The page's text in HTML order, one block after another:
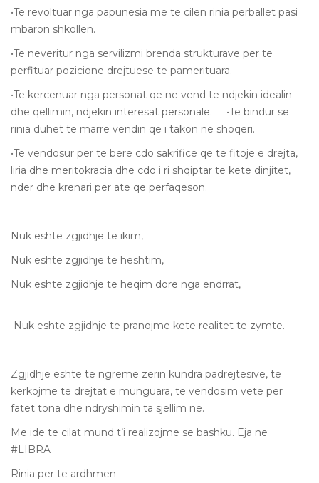
•Te revoltuar nga papunesia me te cilen rinia perballet pasi
mbaron shkollen.
•Te neveritur nga servilizmi brenda strukturave per te
perfituar pozicione drejtuese te pamerituara.
•Te kercenuar nga personat qe ne vend te ndjekin idealin
dhe qellimin, ndjekin interesat personale. •Te bindur se
rinia duhet te marre vendin qe i takon ne shoqeri.
•Te vendosur per te bere cdo sakrifice qe te fitoje e drejta,
liria dhe meritokracia dhe cdo i ri shqiptar te kete dinjitet,
nder dhe krenari per ate qe perfaqeson.
Nuk eshte zgjidhje te ikim,
Nuk eshte zgjidhje te heshtim,
Nuk eshte zgjidhje te heqim dore nga endrrat,
Nuk eshte zgjidhje te pranojme kete realitet te zymte.
Zgjidhje eshte te ngreme zerin kundra padrejtesive, te
kerkojme te drejtat e munguara, te vendosim vete per
fatet tona dhe ndryshimin ta sjellim ne.
Me ide te cilat mund t’i realizojme se bashku. Eja ne
#LIBRA
Rinia per te ardhmen